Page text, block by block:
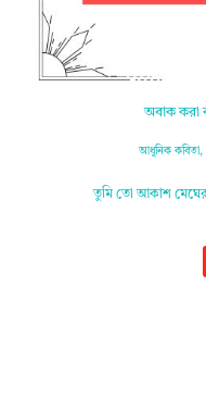
অবাক করা
আধুনিক কবিতা,
তুমি তো আকাশ মেঘের